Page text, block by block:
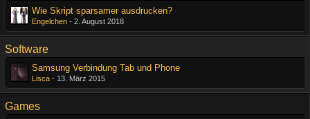
Wie Skript sparsamer ausdrucken?
Engelchen - 2. August 2018
Software
Samsung Verbindung Tab und Phone
Lisca - 13. März 2015
Games